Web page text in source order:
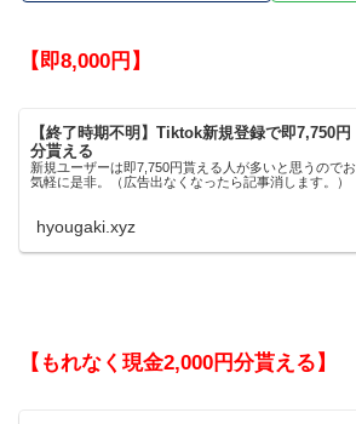
【即8,000円】
【終了時期不明】Tiktok新規登録で即7,750円
分貰える
新規ユーザーは即7,750円貰える人が多いと思うのでお
気軽に是非。（広告出なくなったら記事消します。）
hyougaki.xyz
【もれなく現金2,000円分貰える】